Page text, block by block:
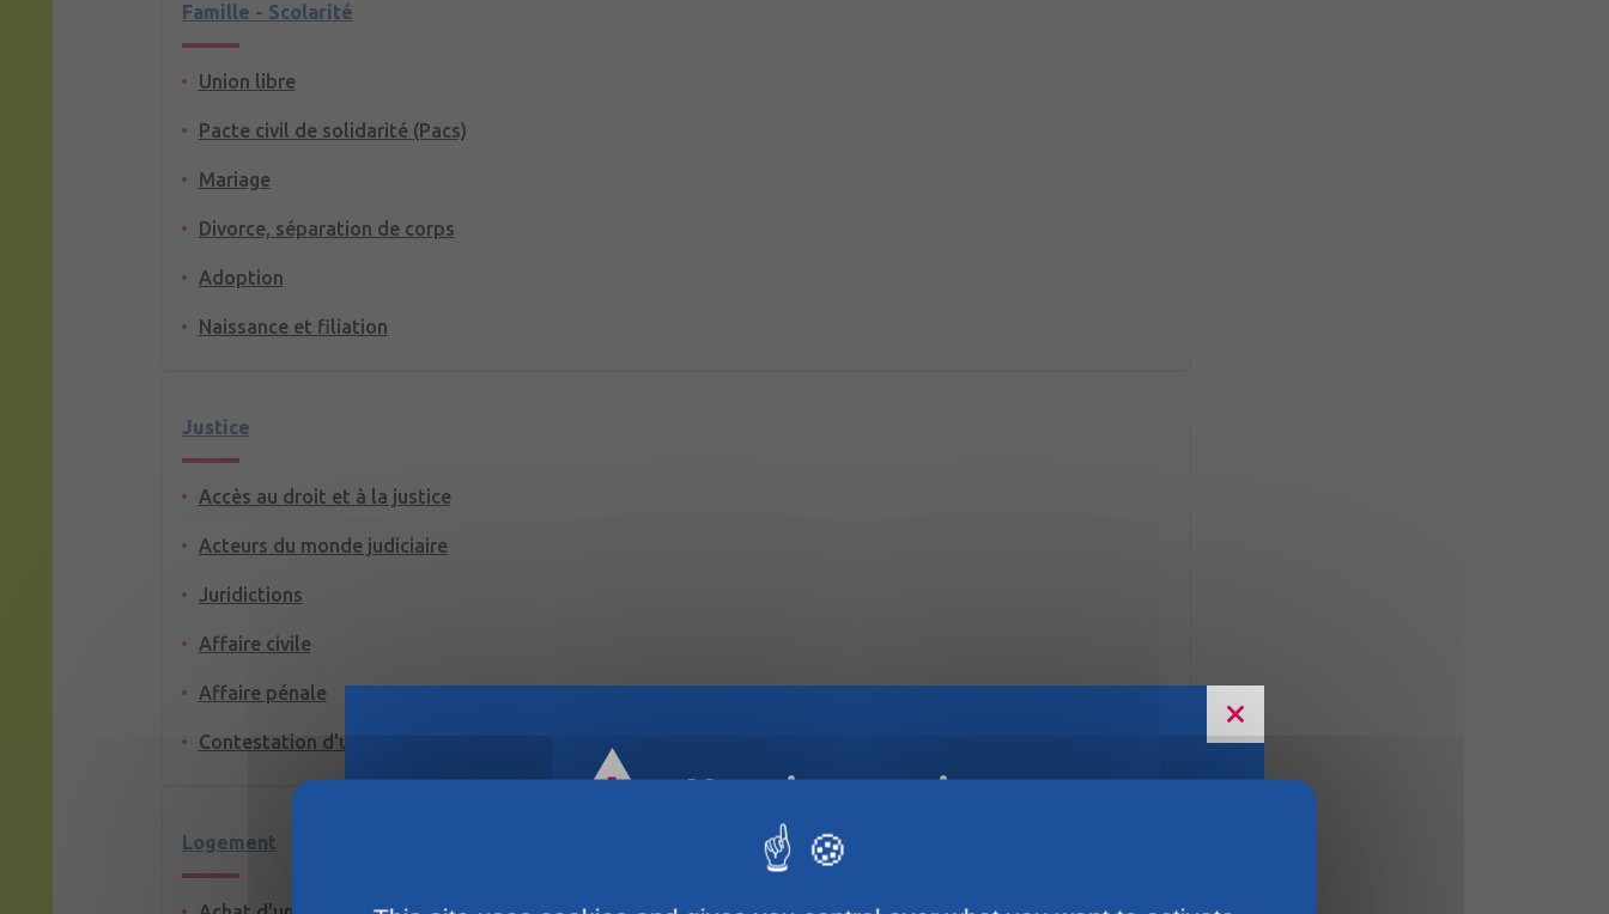
Famille - Scolarité
Union libre
Pacte civil de solidarité (Pacs)
Mariage
Divorce, séparation de corps
Adoption
Naissance et filiation
Justice
Accès au droit et à la justice
Acteurs du monde judiciaire
Juridictions
Affaire civile
Affaire pénale
Contestation d'un jugement
Logement
Horaires estivaux